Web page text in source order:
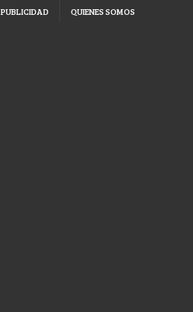
PUBLICIDAD QUIENES SOMOS